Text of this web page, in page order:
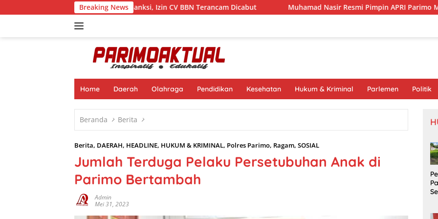
ke
Breaking News
di Tengah Sanksi, Izin CV BBN Terancam Dicabut Muhamad Nasir Resmi Pimpin APRI Parimo Melalui Muscab
Home Daerah Olahraga Pendidikan Kesehatan Hukum & Kriminal Parlemen Politik
Beranda Berita
Berita, DAERAH, HEADLINE, HUKUM & KRIMINAL, Polres Parimo, Ragam, SOSIAL
Jumlah Terduga Pelaku Persetubuhan Anak di
Parimo Bertambah
Admin
Mei 31, 2023